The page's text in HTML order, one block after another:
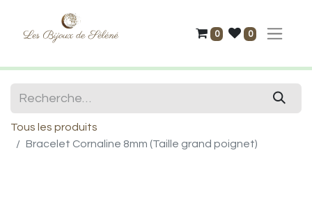
0 0
Tous les produits
Bracelet Cornaline 8mm (Taille grand poignet)